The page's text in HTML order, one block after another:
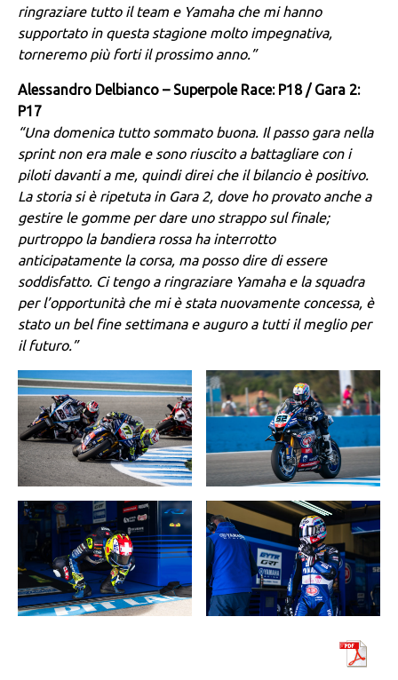
ringraziare tutto il team e Yamaha che mi hanno
supportato in questa stagione molto impegnativa,
torneremo più forti il prossimo anno.”
Alessandro Delbianco – Superpole Race: P18 / Gara 2:
P17
“Una domenica tutto sommato buona. Il passo gara nella
sprint non era male e sono riuscito a battagliare con i
piloti davanti a me, quindi direi che il bilancio è positivo.
La storia si è ripetuta in Gara 2, dove ho provato anche a
gestire le gomme per dare uno strappo sul finale;
purtroppo la bandiera rossa ha interrotto
anticipatamente la corsa, ma posso dire di essere
soddisfatto. Ci tengo a ringraziare Yamaha e la squadra
per l’opportunità che mi è stata nuovamente concessa, è
stato un bel fine settimana e auguro a tutti il meglio per
il futuro.”